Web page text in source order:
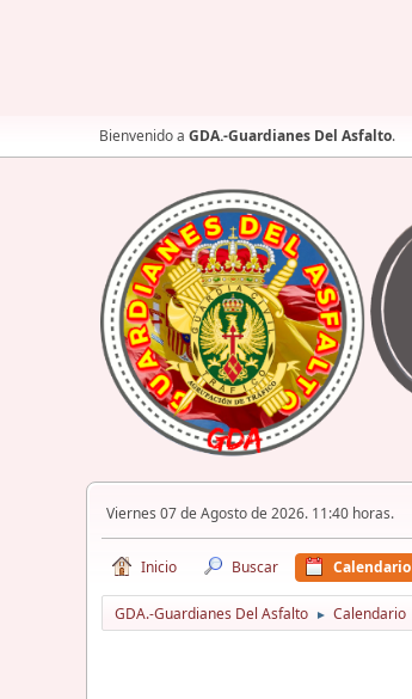
Bienvenido a GDA.-Guardianes Del Asfalto.
Viernes 07 de Agosto de 2026. 11:40 horas.
Inicio Buscar Calendario
GDA.-Guardianes Del Asfalto ► Calendario